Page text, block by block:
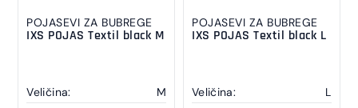
POJASEVI ZA BUBREGE
IXS POJAS Textil black M
Veličina: M
POJASEVI ZA BUBREGE
IXS POJAS Textil black L
Veličina: L